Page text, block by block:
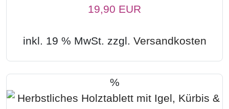
19,90 EUR
inkl. 19 % MwSt. zzgl. Versandkosten
%